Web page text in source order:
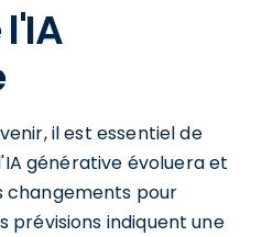
il est essentiel de
générative évoluera et
changements pour
prévisions indiquent une